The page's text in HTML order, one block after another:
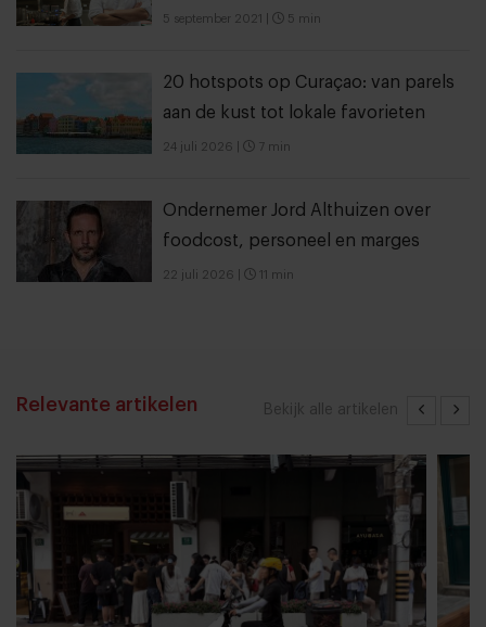
5 september 2021 5 min
20 hotspots op Curaçao: van parels
aan de kust tot lokale favorieten
24 juli 2026 7 min
Ondernemer Jord Althuizen over
foodcost, personeel en marges
22 juli 2026 11 min
Bekijk alle artikelen
Relevante artikelen